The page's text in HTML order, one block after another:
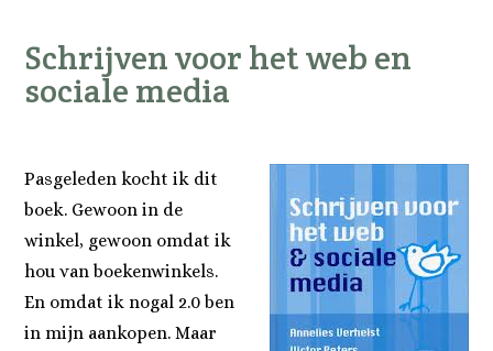
Schrijven voor het web en
sociale media
Pasgeleden kocht ik dit
boek. Gewoon in de
winkel, gewoon omdat ik
hou van boekenwinkels.
En omdat ik nogal 2.0 ben
in mijn aankopen. Maar